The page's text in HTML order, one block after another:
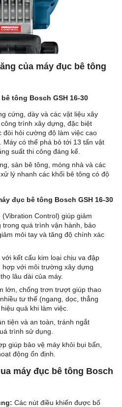
của máy đục bê tông
tông Bosch GSH 16-30
cứng, dày và các vật liệu xây
trình xây dựng, đặc biệt
đòi hỏi cường độ làm việc cao
có thể phá bỏ tới 13 tấn vật
suất thi công đáng kể.
sàn bê tông, móng nhà và các
lý nhanh các khối bê tông có độ
đục bê tông Bosch GSH 16-30
Control) giúp giảm
trong quá trình vận hành, bảo
mỏi tay và tăng độ chính xác
kết cấu kim loại chịu va đập
hợp với môi trường xây dựng
lâu dài của máy.
lớn, chống trơn trượt giúp thao
tư thế (ngang, dọc, thẳng
quả khi làm việc.
tiện và an toàn, tránh ngắt
trình sử dụng.
giúp bảo vệ máy khỏi bụi bẩn,
động ổn định.
máy đục bê tông Bosch
Các nút điều khiển được bố